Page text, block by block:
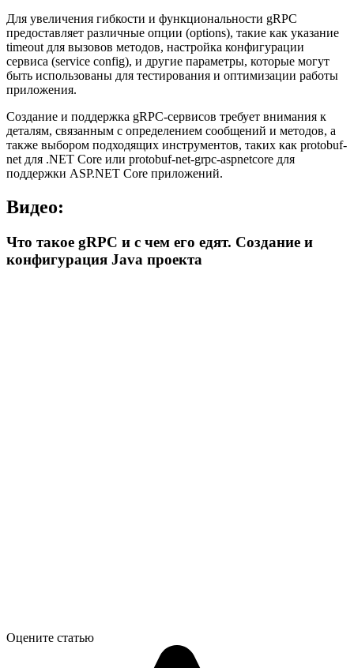
Для увеличения гибкости и функциональности gRPC
предоставляет различные опции (options), такие как указание
timeout для вызовов методов, настройка конфигурации
сервиса (service config), и другие параметры, которые могут
быть использованы для тестирования и оптимизации работы
приложения.
Создание и поддержка gRPC-сервисов требует внимания к
деталям, связанным с определением сообщений и методов, а
также выбором подходящих инструментов, таких как protobuf-
net для .NET Core или protobuf-net-grpc-aspnetcore для
поддержки ASP.NET Core приложений.
Видео:
Что такое gRPC и с чем его едят. Создание и
конфигурация Java проекта
Оцените статью